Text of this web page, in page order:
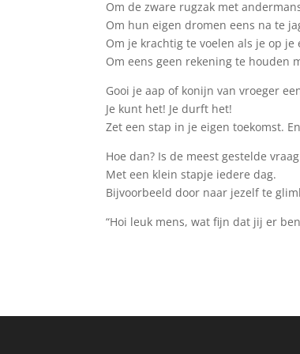
Om de zware rugzak met
Om hun eigen dromen eens na te
Om je krachtig te voelen als je op
Om eens geen rekening te houden
Gooi je aap of konijn van vroeger
Je kunt het! Je durft het!
Zet een stap in je eigen toekomst.
Hoe dan? Is de meest gestelde
Met een klein stapje iedere dag.
Bijvoorbeeld door naar jezelf te
“Hoi leuk mens, wat fijn dat jij er